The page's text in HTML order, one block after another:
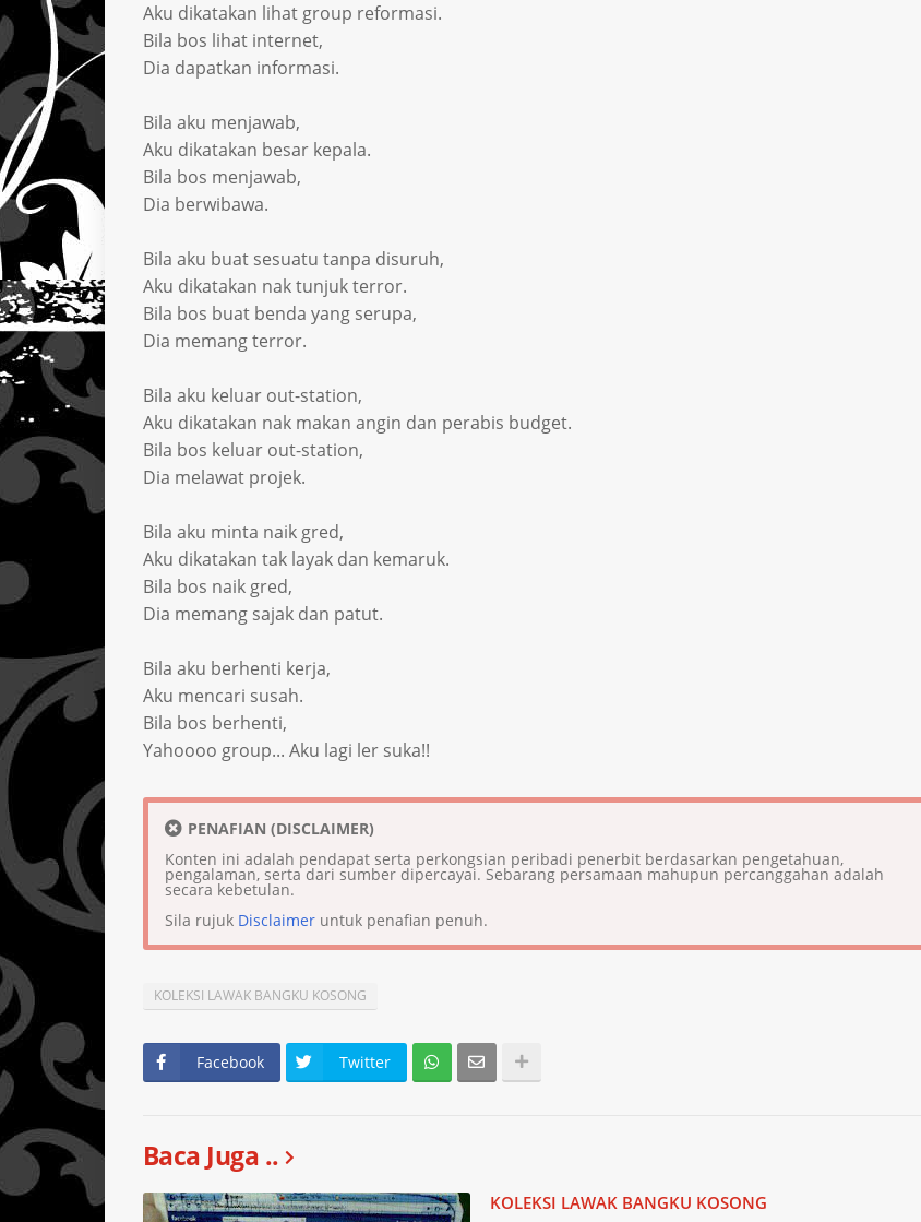
Aku dikatakan lihat group reformasi.
Bila bos lihat internet,
Dia dapatkan informasi.
Bila aku menjawab,
Aku dikatakan besar kepala.
Bila bos menjawab,
Dia berwibawa.
Bila aku buat sesuatu tanpa disuruh,
Aku dikatakan nak tunjuk terror.
Bila bos buat benda yang serupa,
Dia memang terror.
Bila aku keluar out-station,
Aku dikatakan nak makan angin dan perabis budget.
Bila bos keluar out-station,
Dia melawat projek.
Bila aku minta naik gred,
Aku dikatakan tak layak dan kemaruk.
Bila bos naik gred,
Dia memang sajak dan patut.
Bila aku berhenti kerja,
Aku mencari susah.
Bila bos berhenti,
Yahoooo group... Aku lagi ler suka!!
PENAFIAN (DISCLAIMER)
Konten ini adalah pendapat serta perkongsian peribadi penerbit berdasarkan pengetahuan,
pengalaman, serta dari sumber dipercayai. Sebarang persamaan mahupun percanggahan adalah
secara kebetulan.
Sila rujuk Disclaimeruntuk penafian penuh.
KOLEKSI LAWAK BANGKU KOSONG
Facebook Twitter
Baca Juga ..
KOLEKSI LAWAK BANGKU KOSONG